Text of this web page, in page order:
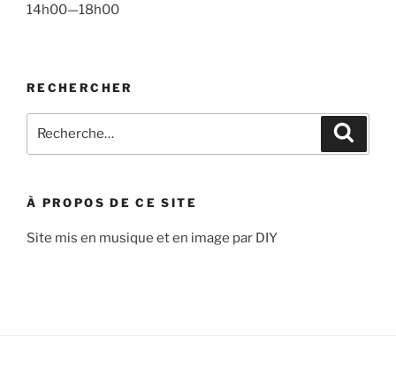
14h00—18h00
RECHERCHER
pour
À PROPOS DE CE SITE
Site mis en musique et en image par DIY